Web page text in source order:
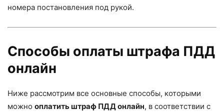
номера постановления под рукой.
Способы оплаты штрафа ПДД
онлайн
Ниже рассмотрим все основные способы, которыми
можно оплатить штраф ПДД онлайн, в соответствии с